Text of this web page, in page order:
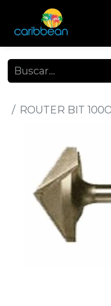
ROUTER BIT